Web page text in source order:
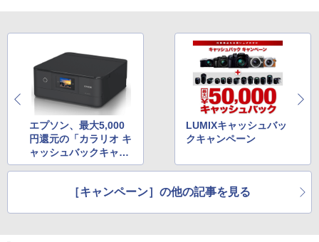
エプソン、最大5,000
円還元の「カラリオ キ
ャッシュバックキャン
ペーン!」
LUMIXキャッシュバッ
クキャンペーン
［キャンペーン］の他の記事を見る